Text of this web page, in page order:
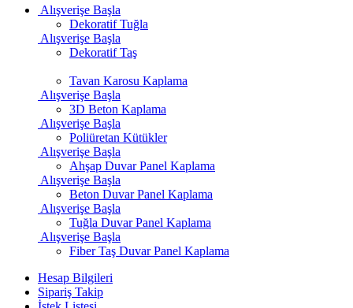
Alışverişe Başla
Dekoratif Tuğla
Alışverişe Başla
Dekoratif Taş
Tavan Karosu Kaplama
Alışverişe Başla
3D Beton Kaplama
Alışverişe Başla
Poliüretan Kütükler
Alışverişe Başla
Ahşap Duvar Panel Kaplama
Alışverişe Başla
Beton Duvar Panel Kaplama
Alışverişe Başla
Tuğla Duvar Panel Kaplama
Alışverişe Başla
Fiber Taş Duvar Panel Kaplama
Hesap Bilgileri
Sipariş Takip